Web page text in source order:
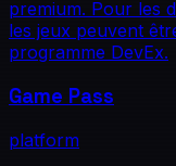
premium. Pour les
les jeux peuvent
programme DevEx.
Game Pass
platform